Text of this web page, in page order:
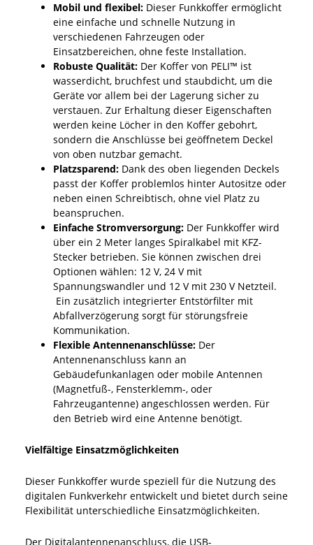
Mobil und flexibel: Dieser Funkkoffer ermöglicht
eine einfache und schnelle Nutzung in
verschiedenen Fahrzeugen oder
Einsatzbereichen, ohne feste Installation.
Robuste Qualität: Der Koffer von PELI™ ist
wasserdicht, bruchfest und staubdicht, um die
Geräte vor allem bei der Lagerung sicher zu
verstauen. Zur Erhaltung dieser Eigenschaften
werden keine Löcher in den Koffer gebohrt,
sondern die Anschlüsse bei geöffnetem Deckel
von oben nutzbar gemacht.
Platzsparend: Dank des oben liegenden Deckels
passt der Koffer problemlos hinter Autositze oder
neben einen Schreibtisch, ohne viel Platz zu
beanspruchen.
Einfache Stromversorgung: Der Funkkoffer wird
über ein 2 Meter langes Spiralkabel mit KFZ-
Stecker betrieben. Sie können zwischen drei
Optionen wählen: 12 V, 24 V mit
Spannungswandler und 12 V mit 230 V Netzteil.
Ein zusätzlich integrierter Entstörfilter mit
Abfallverzögerung sorgt für störungsfreie
Kommunikation.
Flexible Antennenanschlüsse: Der
Antennenanschluss kann an
Gebäudefunkanlagen oder mobile Antennen
(Magnetfuß-, Fensterklemm-, oder
Fahrzeugantenne) angeschlossen werden. Für
den Betrieb wird eine Antenne benötigt.
Vielfältige Einsatzmöglichkeiten
Dieser Funkkoffer wurde speziell für die Nutzung des
digitalen Funkverkehr entwickelt und bietet durch seine
Flexibilität unterschiedliche Einsatzmöglichkeiten.
Der Digitalantennenanschluss, die USB-